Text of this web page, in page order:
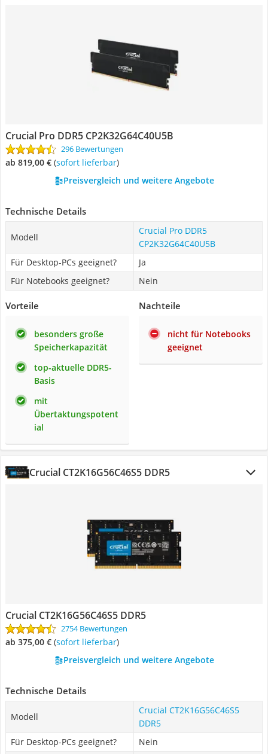
Crucial Pro DDR5 CP2K32G64C40U5B
296 Bewertungen
ab 819,00 € ( Sofort lieferbar)
Preisvergleich und weitere Angebote
Technische Details
Modell
Crucial Pro DDR5
CP2K32G64C40U5B
Für Desktop-PCs geeignet?
Ja
Für Notebooks geeignet?
Nein
Vorteile
besonders große
Speicherkapazität
top-aktuelle DDR5-
Basis
mit
Übertaktungspotent
ial
Nachteile
nicht für Notebooks
geeignet
Crucial CT2K16G56C46S5 DDR5
Crucial CT2K16G56C46S5 DDR5
2754 Bewertungen
ab 375,00 € ( Sofort lieferbar)
Preisvergleich und weitere Angebote
Technische Details
Modell
Crucial CT2K16G56C46S5
DDR5
Für Desktop-PCs geeignet?
Nein